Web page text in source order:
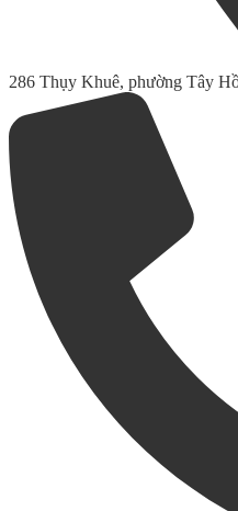
286 Thụy Khuê, phường Tây